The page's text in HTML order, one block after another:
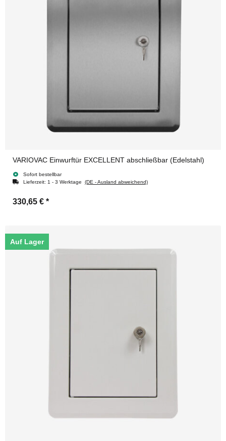
VARIOVAC Einwurftür EXCELLENT abschließbar (Edelstahl)
Sofort bestellbar
Lieferzeit: 1 - 3 Werktage (DE - Ausland abweichend)
330,65 € *
Auf Lager